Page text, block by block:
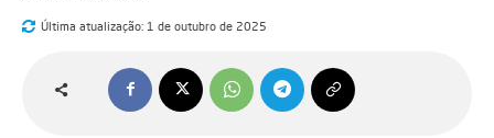
Última atualização: 1 de outubro de 2025